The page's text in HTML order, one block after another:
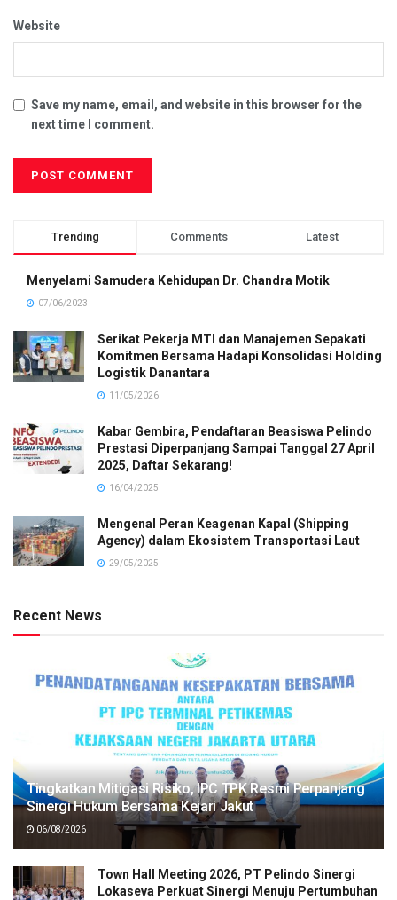
Website
Save my name, email, and website in this browser for the
next time I comment.
Trending Comments Latest
Menyelami Samudera Kehidupan Dr. Chandra Motik
07/06/2023
Serikat Pekerja MTI dan Manajemen Sepakati
Komitmen Bersama Hadapi Konsolidasi Holding
Logistik Danantara
11/05/2026
Kabar Gembira, Pendaftaran Beasiswa Pelindo
Prestasi Diperpanjang Sampai Tanggal 27 April
2025, Daftar Sekarang!
16/04/2025
Mengenal Peran Keagenan Kapal (Shipping
Agency) dalam Ekosistem Transportasi Laut
29/05/2025
Recent News
Tingkatkan Mitigasi Risiko, IPC TPK Resmi Perpanjang
Sinergi Hukum Bersama Kejari Jakut
06/08/2026
Town Hall Meeting 2026, PT Pelindo Sinergi
Lokaseva Perkuat Sinergi Menuju Pertumbuhan